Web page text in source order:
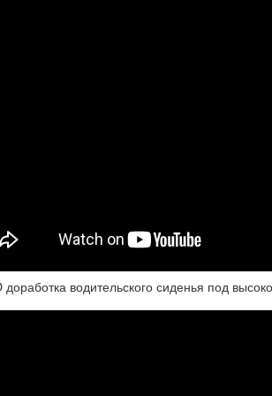
доработка водительского сиденья под